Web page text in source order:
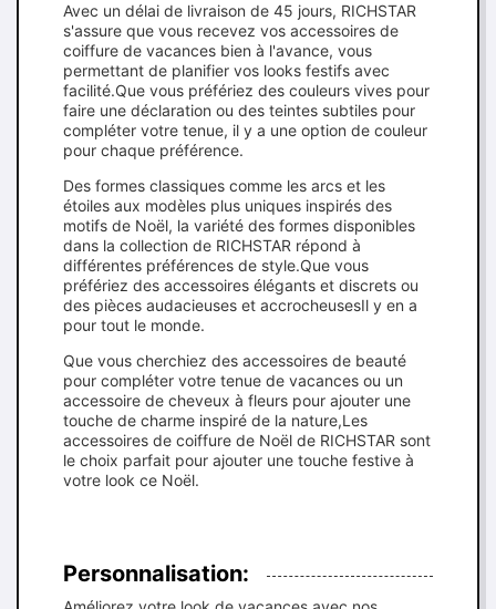
Avec un délai de livraison de 45 jours, RICHSTAR
s'assure que vous recevez vos accessoires de
coiffure de vacances bien à l'avance, vous
permettant de planifier vos looks festifs avec
facilité.Que vous préfériez des couleurs vives pour
faire une déclaration ou des teintes subtiles pour
compléter votre tenue, il y a une option de couleur
pour chaque préférence.
Des formes classiques comme les arcs et les
étoiles aux modèles plus uniques inspirés des
motifs de Noël, la variété des formes disponibles
dans la collection de RICHSTAR répond à
différentes préférences de style.Que vous
préfériez des accessoires élégants et discrets ou
des pièces audacieuses et accrocheusesIl y en a
pour tout le monde.
Que vous cherchiez des accessoires de beauté
pour compléter votre tenue de vacances ou un
accessoire de cheveux à fleurs pour ajouter une
touche de charme inspiré de la nature,Les
accessoires de coiffure de Noël de RICHSTAR sont
le choix parfait pour ajouter une touche festive à
votre look ce Noël.
Personnalisation: